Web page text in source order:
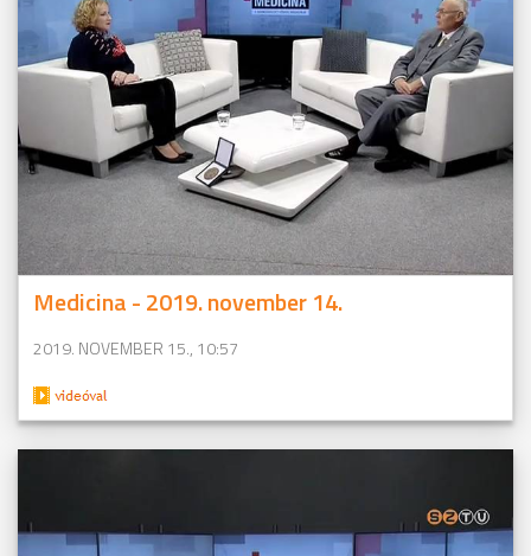
Medicina - 2019. november 14.
2019. NOVEMBER 15., 10:57